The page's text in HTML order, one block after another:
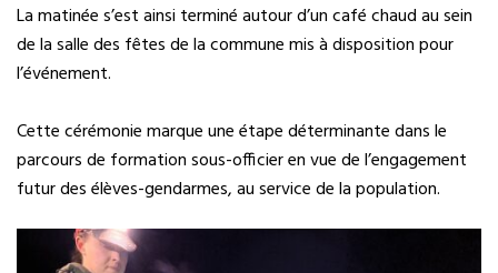
La matinée s’est ainsi terminé autour d’un café chaud au sein
de la salle des fêtes de la commune mis à disposition pour
l’événement.
Cette cérémonie marque une étape déterminante dans le
parcours de formation sous-officier en vue de l’engagement
futur des élèves-gendarmes, au service de la population.